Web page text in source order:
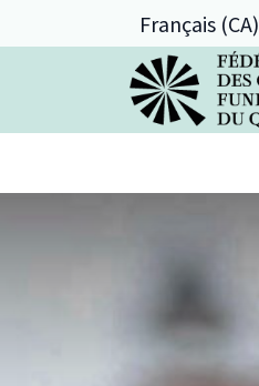
Français (CA)